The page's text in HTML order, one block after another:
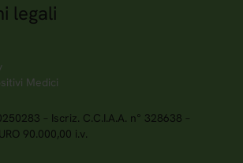
legali
Medici
– Iscriz. C.C.I.A.A. n° 328638 –
90.000,00 i.v.